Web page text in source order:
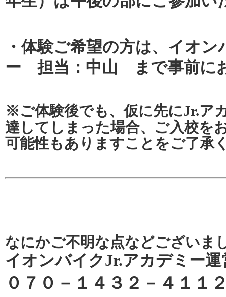
・体験ご希望の方は、イオ
ー 担当：中山 まで事前に
※ご体験後でも、仮に先にJr.ア
達してしまった場合、ご入校を
可能性もありますことをご了承
なにかご不明な点などございま
イオンバイクJr.アカデミー運
０７０－１４３２－４１１